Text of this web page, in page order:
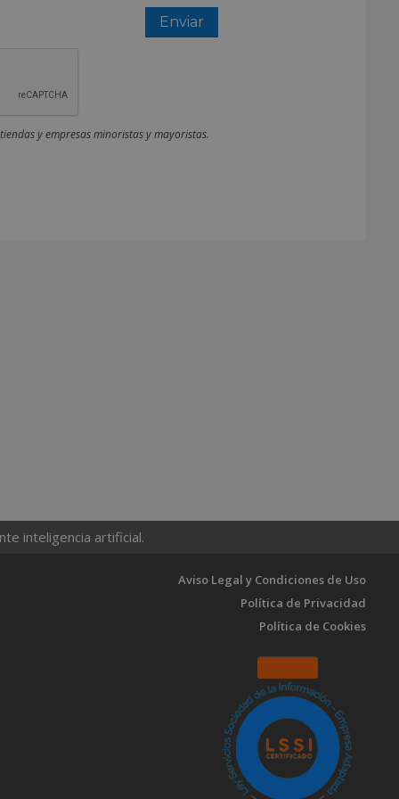
y empresas minoristas y mayoristas.
inteligencia artificial.
Aviso Legal y Condiciones de Uso
Política de Privacidad
Política de Cookies